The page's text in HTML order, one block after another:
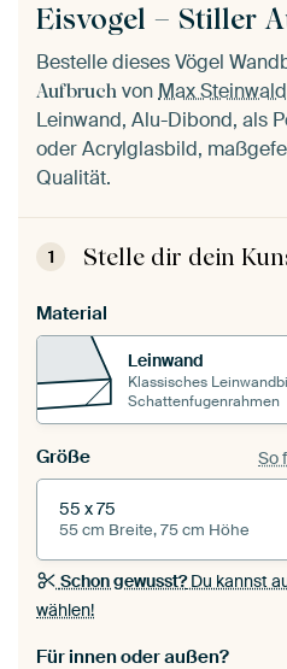
Eisvogel – Stiller
Bestelle dieses Vögel
Aufbruch vonMax Steinwald
Leinwand, Alu-Dibond, als
oder Acrylglasbild,
Qualität.
1 Stelle dir dein
Material
Leinwand
Klassisches
Schattenfugenrahmen
Größe So
55 x 75
55 cm Breite, 75 cm Höhe
Schon gewusst?Du kannst
wählen!
Für innen oder außen?